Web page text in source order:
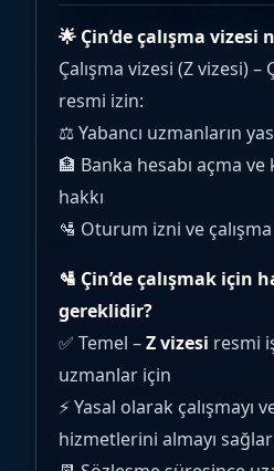
🌟 Çin’de çalışma
Çalışma vizesi (Z vizesi) –
resmi izin:
⚖️ Yabancı uzmanların
🏦 Banka hesabı açma
hakkı
🛂 Oturum izni ve
🛂 Çin’de çalışmak için
gereklidir?
✅ Temel –Z vizesi resmi
uzmanlar için
⚡ Yasal olarak çalışmayı
hizmetlerini almayı sağlar